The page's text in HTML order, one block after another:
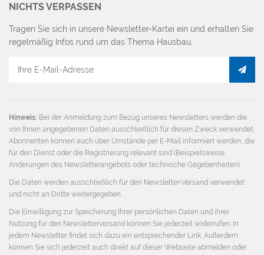
NICHTS VERPASSEN
Tragen Sie sich in unsere Newsletter-Kartei ein und erhalten Sie
regelmäßig Infos rund um das Thema Hausbau.
Hinweis: Bei der Anmeldung zum Bezug unseres Newsletters werden die
von Ihnen angegebenen Daten ausschließlich für diesen Zweck verwendet.
Abonnenten können auch über Umstände per E-Mail informiert werden, die
für den Dienst oder die Registrierung relevant sind (Beispielsweise
Änderungen des Newsletterangebots oder technische Gegebenheiten).
Die Daten werden ausschließlich für den Newsletter-Versand verwendet
und nicht an Dritte weitergegeben.
Die Einwilligung zur Speicherung Ihrer persönlichen Daten und ihrer
Nutzung für den Newsletterversand können Sie jederzeit widerrufen. In
jedem Newsletter findet sich dazu ein entsprechender Link. Außerdem
können Sie sich jederzeit auch direkt auf dieser Webseite abmelden oder